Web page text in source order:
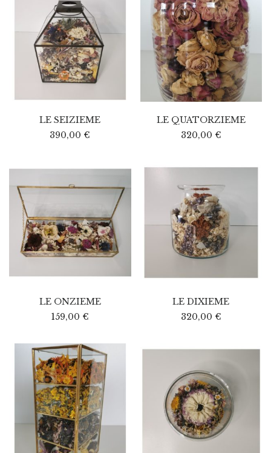
LE SEIZIEME
390,00 €
LE QUATORZIEME
320,00 €
LE ONZIEME
159,00 €
LE DIXIEME
320,00 €